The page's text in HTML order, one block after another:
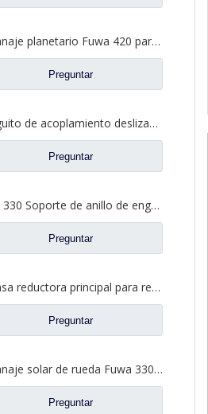
Engranaje planetario Fuwa 420 para piezas de camiones Fuwa CF0401M0-9
Preguntar
Manguito de acoplamiento deslizante entre ejes para repuestos de camiones de eje Fuwa 330 BF0044M0-1
Preguntar
Fuwa 330 Soporte de anillo de engranaje interno para Fuwa 330 Axle Ford Truck Repuestos FC0040M0-8
Preguntar
Carcasa reductora principal para repuestos de camiones Ford con eje Fuwa 2SBA0001A0-7
Preguntar
Engranaje solar de rueda Fuwa 330 para piezas de camión Fuwa BN0407B0-3
Preguntar